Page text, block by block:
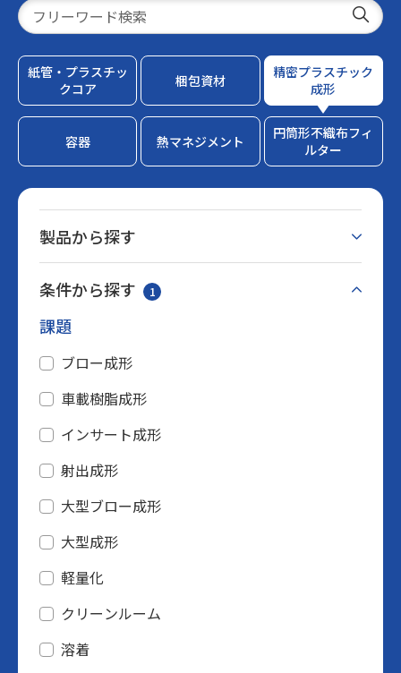
紙管・ プラスチッ
クコア
梱包資材
精密プラスチック
成形
容器 熱マネジメント 円筒形不織布フィ
ルター
製品から探す
条件から探す 1
課題
ブロー成形
車載樹脂成形
インサート成形
射出成形
大型ブロー成形
大型成形
軽量化
クリーンルーム
溶着